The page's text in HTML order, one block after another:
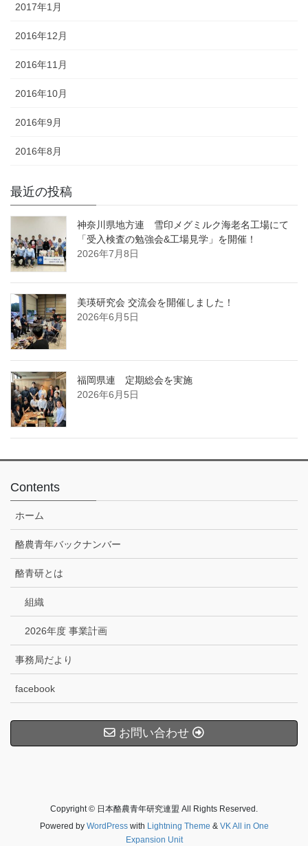
2017年1月
2016年12月
2016年11月
2016年10月
2016年9月
2016年8月
最近の投稿
神奈川県地方連 雪印メグミルク海老名工場にて
「受入検査の勉強会&工場見学」を開催！
2026年7月8日
美瑛研究会 交流会を開催しました！
2026年6月5日
福岡県連 定期総会を実施
2026年6月5日
Contents
ホーム
酪農青年バックナンバー
酪青研とは
組織
2026年度 事業計画
事務局だより
facebook
お問い合わせ
Copyright © 日本酪農青年研究連盟 All Rights Reserved.
Powered by WordPresswith Lightning Theme & VK All in One
Expansion Unit